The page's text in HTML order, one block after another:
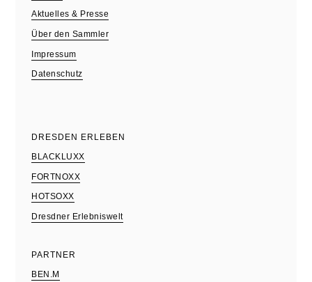
Aktuelles & Presse
Über den Sammler
Impressum
Datenschutz
DRESDEN ERLEBEN
BLACKLUXX
FORTNOXX
HOTSOXX
Dresdner Erlebniswelt
PARTNER
BEN.M